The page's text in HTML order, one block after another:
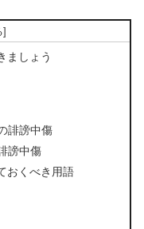
ましょう
誹謗中傷
謗中傷
おくべき用語